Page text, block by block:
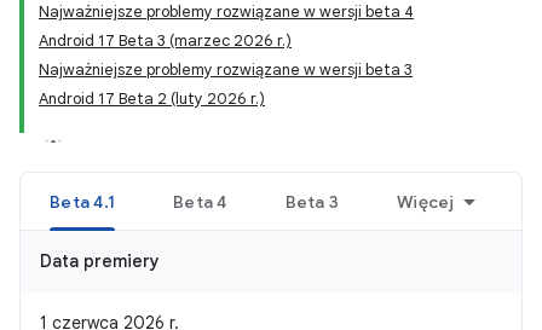
Najważniejsze problemy rozwiązane w wersji beta 4
Android 17 Beta 3 (marzec 2026 r.)
Najważniejsze problemy rozwiązane w wersji beta 3
Android 17 Beta 2 (luty 2026 r.)
Beta 4.1 Beta 4 Beta 3 Więcej
Data premiery
1 czerwca 2026 r.